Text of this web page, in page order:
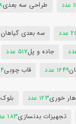
طراحی سه بعدی
سه بعدی
جاده و پل517 عدد
1649 عدد قاب چوبی
خوری123 عدد
تجهیزات بدنسازی183 عدد